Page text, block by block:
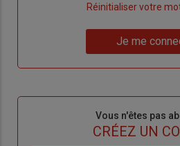
de
Réinitialiser votre
me
Je me
Vous n'êtes pas
CRÉEZ UN